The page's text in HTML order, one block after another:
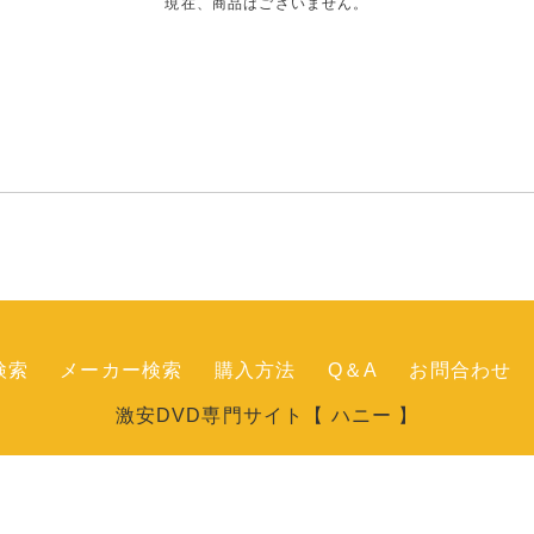
索 メーカー検索 購入方法 Q＆A お問合わせ
激安DVD専門サイト【 ハニー 】